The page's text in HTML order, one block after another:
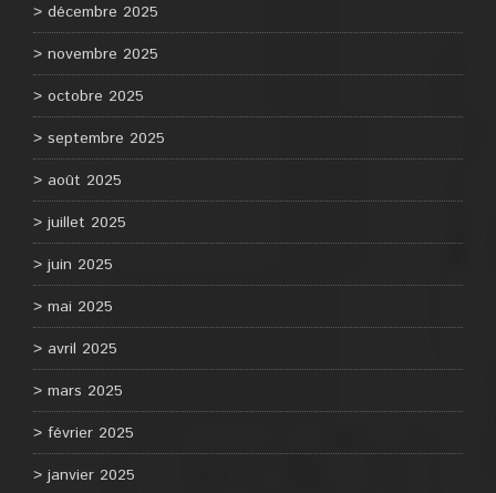
décembre 2025
novembre 2025
octobre 2025
septembre 2025
août 2025
juillet 2025
juin 2025
mai 2025
avril 2025
mars 2025
février 2025
janvier 2025